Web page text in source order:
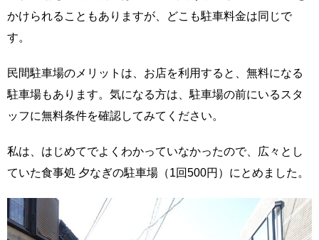
かけられることもありますが、どこも駐車料金は同じで
す。
民間駐車場のメリットは、お店を利用すると、無料になる
駐車場もあります。気になる方は、駐車場の前にいるスタ
ッフに無料条件を確認してみてください。
私は、はじめてでよくわかっていなかったので、広々とし
ていた食事処 夕なぎの駐車場（1回500円）にとめました。